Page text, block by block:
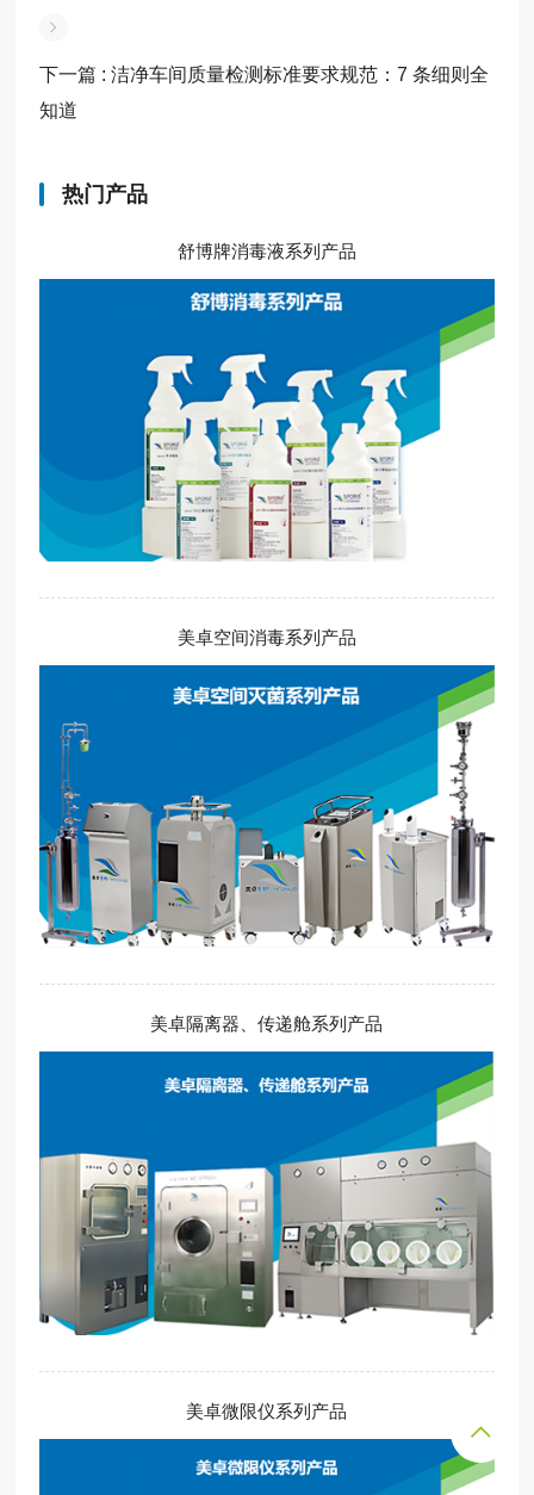
下一篇 : 洁净车间质量检测标准要求规范：7 条细则全
知道
热门产品
舒博牌消毒液系列产品
美卓空间消毒系列产品
美卓隔离器、传递舱系列产品
美卓微限仪系列产品